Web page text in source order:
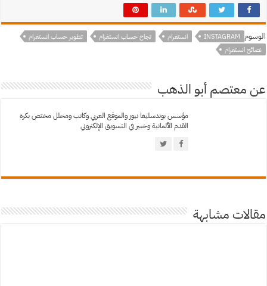
الوسوم INSTAGRAM انستغرام تجاح حساب انستغرام
تطوير حساب انستغرام
نصائح انستغرام
عن معتصم أبو الذهب
مؤسس بوندسليغا نيوز والموقع العربي وكاتب ومحلل مختص بكرة
القدم الألمانية وخبير في التسويق الإلكتروني
مقالات مشابهة